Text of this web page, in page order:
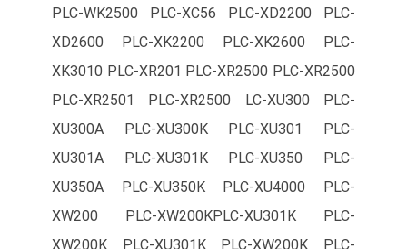
PLC-WK2500 PLC-XC56 PLC-XD2200 PLC-
XD2600 PLC-XK2200 PLC-XK2600 PLC-
XK3010 PLC-XR201 PLC-XR2500 PLC-XR2500
PLC-XR2501 PLC-XR2500 LC-XU300 PLC-
XU300A PLC-XU300K PLC-XU301 PLC-
XU301A PLC-XU301K PLC-XU350 PLC-
XU350A PLC-XU350K PLC-XU4000 PLC-
XW200 PLC-XW200KPLC-XU301K PLC-